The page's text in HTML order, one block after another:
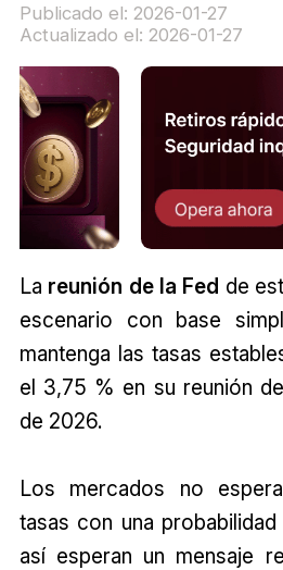
Publicado el: 2026-01-27
Actualizado el: 2026-01-27
La reunión de la Fed de
escenario con base
mantenga las tasas
el 3,75 % en su reunión
de 2026.
Los mercados no
tasas con una
así esperan un mensaje